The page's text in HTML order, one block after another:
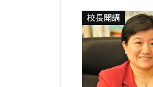
校長開講